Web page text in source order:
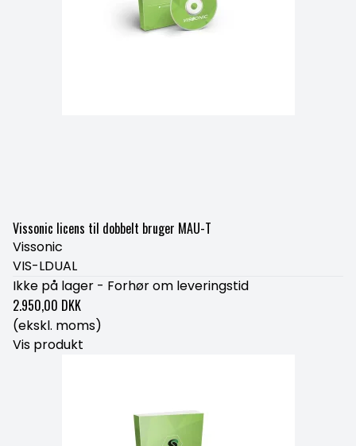
Vissonic licens til dobbelt bruger MAU-T
Vissonic
VIS-LDUAL
Ikke på lager - Forhør om leveringstid
2.950,00 DKK
(ekskl. moms)
Vis produkt